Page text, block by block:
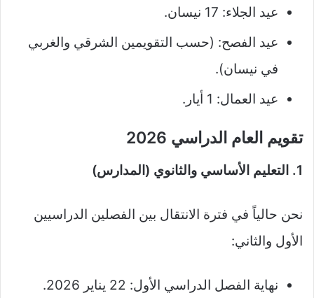
عيد الجلاء: 17 نيسان.
عيد الفصح: (حسب التقويمين الشرقي والغربي
في نيسان).
عيد العمال: 1 أيار.
تقويم العام الدراسي 2026
1. التعليم الأساسي والثانوي (المدارس)
نحن حالياً في فترة الانتقال بين الفصلين الدراسيين
الأول والثاني:
نهاية الفصل الدراسي الأول: 22 يناير 2026.